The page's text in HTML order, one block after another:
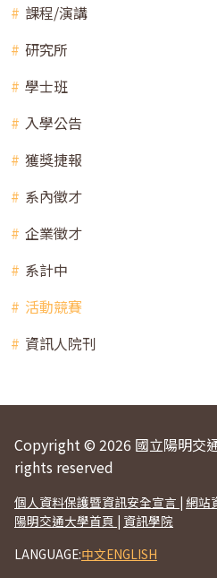
課程/演講
研究所
學士班
入學公告
獲獎捷報
系內徵才
企業徵才
系計中
活動競賽
資訊人院刊
Copyright © 2026 國立陽明交
rights reserved
個人資料保護暨資訊安全宣言 | 網站
陽明交通大學首頁 | 資訊學院
LANGUAGE:中文ENGLISH